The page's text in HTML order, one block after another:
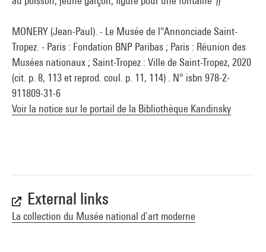
MONERY (Jean-Paul). - Le Musée de l''Annonciade Saint-
Tropez. - Paris : Fondation BNP Paribas ; Paris : Réunion des
Musées nationaux ; Saint-Tropez : Ville de Saint-Tropez, 2020
(cit. p. 8, 113 et reprod. coul. p. 11, 114) . N° isbn 978-2-
911809-31-6
Voir la notice sur le portail de la Bibliothèque Kandinsky
External links
La collection du Musée national d’art moderne